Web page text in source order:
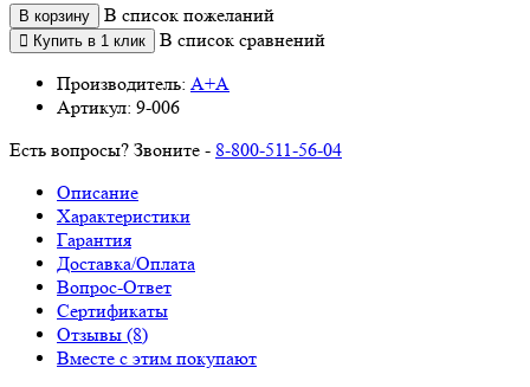
В корзину В список пожеланий
Купить в 1 клик
В список сравнений
Производитель: А+А
Артикул: 9-006
Есть вопросы? Звоните - 8-800-511-56-04
Описание
Характеристики
Гарантия
Доставка/Оплата
Вопрос-Ответ
Сертификаты
Отзывы (8)
Вместе с этим покупают